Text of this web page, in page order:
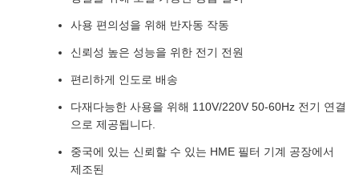
사용 편의성을 위해 반자동 작동
신뢰성 높은 성능을 위한 전기 전원
편리하게 인도로 배송
다재다능한 사용을 위해 110V/220V 50-60Hz 전기 연결
으로 제공됩니다.
중국에 있는 신뢰할 수 있는 HME 필터 기계 공장에서
제조된